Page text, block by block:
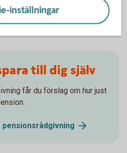
- räkna ut din
till dig själv
får du förslag om hur just
pensionsrådgivning
inställningar